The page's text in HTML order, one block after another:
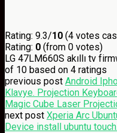
Rating: 9.3/10 (4 votes
Rating: 0 (from 0 votes)
LG 47LM660S akıllı tv
of 10 based on 4 ratings
previous post Android
Klavye. Projection
Magic Cube Laser
next post Xperia Arc
Device install ubuntu touch.